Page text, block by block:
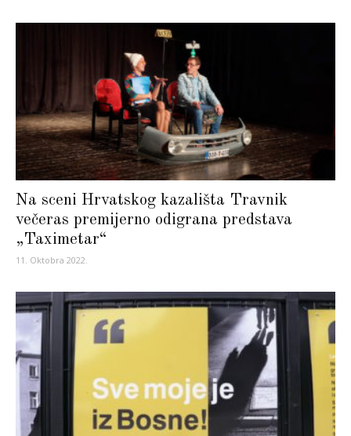
Na sceni Hrvatskog kazališta Travnik
večeras premijerno odigrana predstava
„Taximetar“
11. Oktobra 2022.